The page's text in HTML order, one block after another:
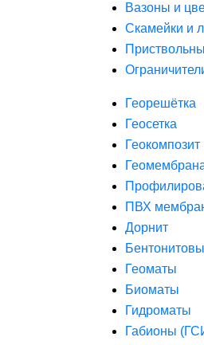
Вазоны и
Скамейки и
Георешётка
Геосетка
Геокомпозит
ПВХ
Дорнит
Геоматы
Биоматы
Гидроматы
Габионы